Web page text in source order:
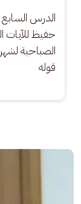
الدرس
حفيظ
قوله
الصورة